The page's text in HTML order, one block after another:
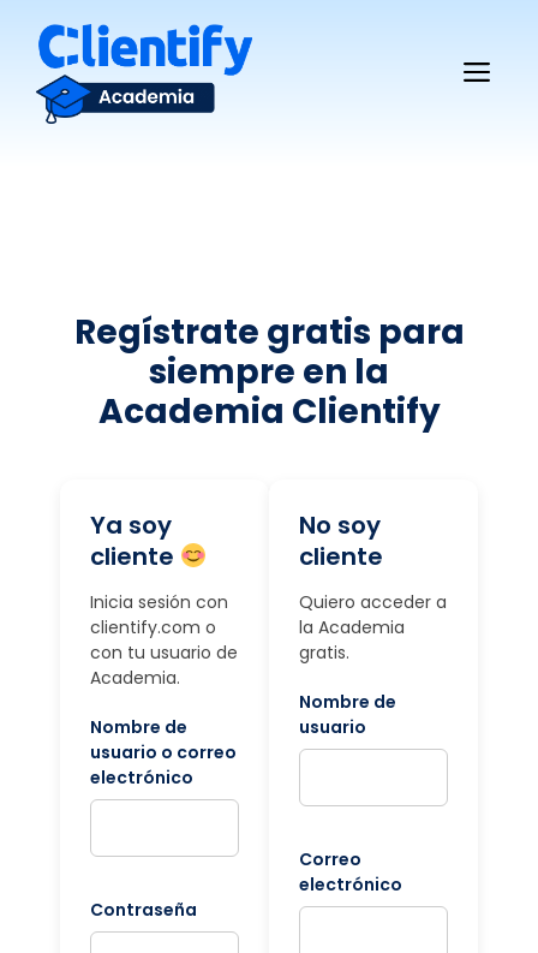
contenido
Regístrate gratis para
siempre en la
Academia Clientify
Ya soy
cliente
Inicia sesión con
clientify.com o
con tu usuario de
Academia.
Nombre de
usuario o correo
electrónico
Contraseña
No soy
cliente
Quiero acceder a
la Academia
gratis.
Nombre de
usuario
Correo
electrónico